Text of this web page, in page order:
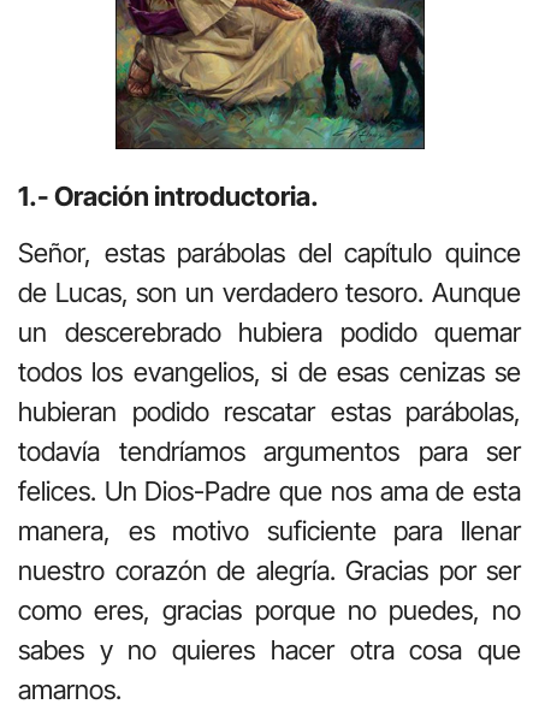
1.- Oración introductoria.
Señor, estas parábolas del capítulo quince
de Lucas, son un verdadero tesoro. Aunque
un descerebrado hubiera podido quemar
todos los evangelios, si de esas cenizas se
hubieran podido rescatar estas parábolas,
todavía tendríamos argumentos para ser
felices. Un Dios-Padre que nos ama de esta
manera, es motivo suficiente para llenar
nuestro corazón de alegría. Gracias por ser
como eres, gracias porque no puedes, no
sabes y no quieres hacer otra cosa que
amarnos.